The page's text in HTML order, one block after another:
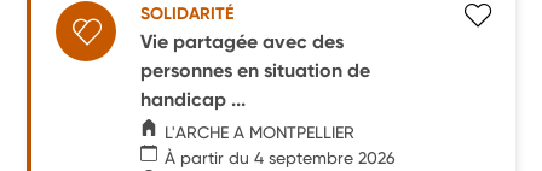
SOLIDARITÉ
Vie partagée avec des
personnes en situation de
handicap ...
L'ARCHE A MONTPELLIER
À partir du 4 septembre 2026